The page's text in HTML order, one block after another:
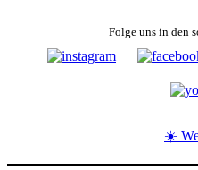
Folge uns in den
☀️